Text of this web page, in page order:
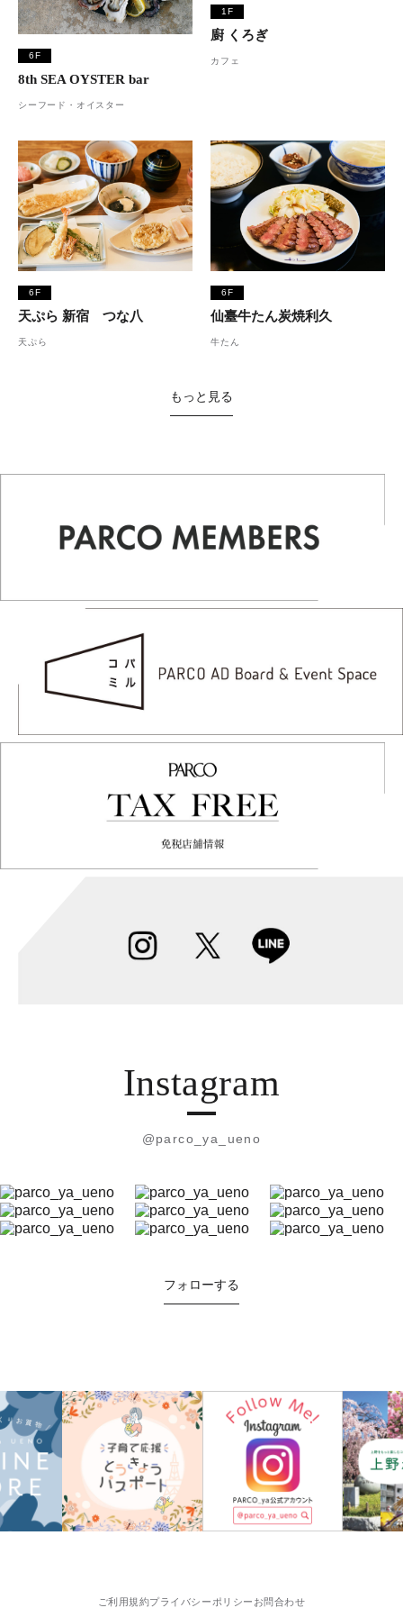
6F
8th SEA OYSTER bar
シーフード・オイスター
1F
廚 くろぎ
カフェ
6F
天ぷら 新宿 つな八
天ぷら
6F
仙臺牛たん炭焼利久
牛たん
もっと見る
Instagram
@parco_ya_ueno
フォローする
ご利用規約プライバシーポリシー お問合わせ